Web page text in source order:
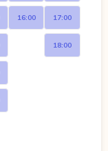
16:00 17:00
18:00